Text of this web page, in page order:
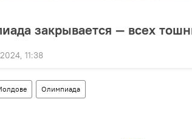
закрывается — всех
11:38
Олимпиада